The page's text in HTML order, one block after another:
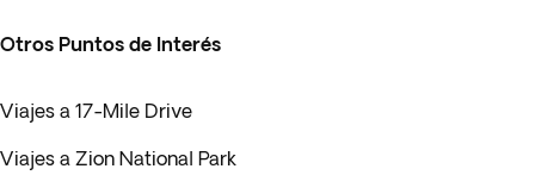
Otros Puntos de Interés
Viajes a 17-Mile Drive
Viajes a Zion National Park